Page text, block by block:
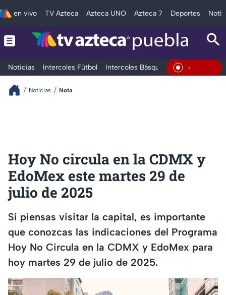
en vivo TV Azteca Azteca UNO Azteca 7 Deportes
Noticias Intercoles Fútbol Intercoles Básquetbol DeportesEn Vivo
Noticias Nota
Hoy No circula en la CDMX y
EdoMex este martes 29 de
julio de 2025
Si piensas visitar la capital, es importante
que conozcas las indicaciones del Programa
Hoy No Circula en la CDMX y EdoMex para
hoy martes 29 de julio de 2025.